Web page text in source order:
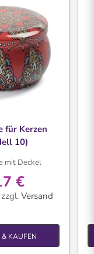
für Kerzen
10)
mit Deckel
€
zzgl. Versand
& KAUFEN